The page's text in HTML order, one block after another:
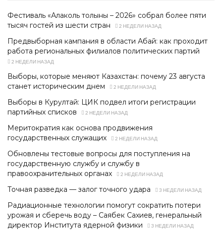
Фестиваль «Алаколь толқыны – 2026» собрал более пяти
тысяч гостей из шести стран
2 НЕДЕЛИ НАЗАД
Предвыборная кампания в области Абай: как проходит
работа региональных филиалов политических партий
2 НЕДЕЛИ НАЗАД
Выборы, которые меняют Казахстан: почему 23 августа
станет историческим днем
2 НЕДЕЛИ НАЗАД
Выборы в Курултай: ЦИК подвел итоги регистрации
партийных списков
2 НЕДЕЛИ НАЗАД
Меритократия как основа продвижения
государственных служащих
2 НЕДЕЛИ НАЗАД
Обновлены тестовые вопросы для поступления на
государственную службу и службу в
правоохранительных органах
2 НЕДЕЛИ НАЗАД
Точная разведка — залог точного удара 3 НЕДЕЛИ НАЗАД
Радиационные технологии помогут сократить потери
урожая и сберечь воду – Саябек Сахиев, генеральный
директор Института ядерной физики
3 НЕДЕЛИ НАЗАД